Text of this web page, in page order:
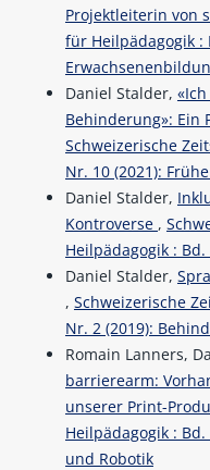
Projektleiterin von
für Heilpädagogik :
Daniel Stalder,
Behinderung»: Ein
Schweizerische
Nr. 10 (2021):
Daniel Stalder,
Kontroverse ,
Heilpädagogik :
Daniel Stalder,
, Schweizerische
Nr. 2 (2019):
Romain Lanners,
barrierearm:
unserer Print-
Heilpädagogik :
und Robotik